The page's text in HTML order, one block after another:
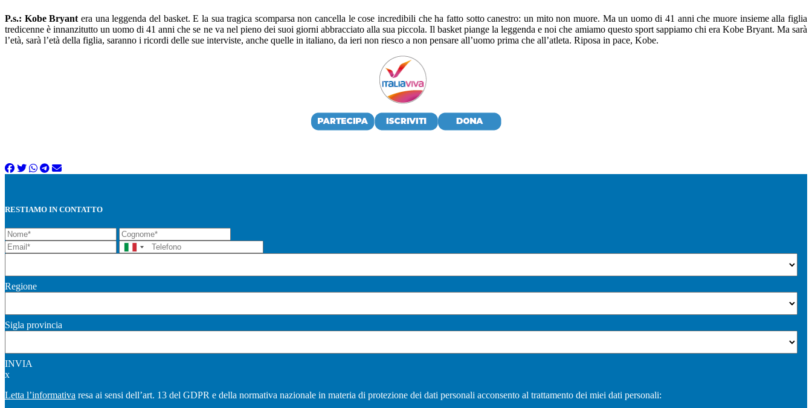
P.s.: Kobe Bryant era una leggenda del basket. E la sua tragica scomparsa non cancella le cose incredibili che ha fatto sotto canestro: un mito non muore. Ma un uomo di 41 anni che muore insieme alla figlia
tredicenne è innanzitutto un uomo di 41 anni che se ne va nel pieno dei suoi giorni abbracciato alla sua piccola. Il basket piange la leggenda e noi che amiamo questo sport sappiamo chi era Kobe Bryant. Ma sarà
l’età, sarà l’età della figlia, saranno i ricordi delle sue interviste, anche quelle in italiano, da ieri non riesco a non pensare all’uomo prima che all’atleta. Riposa in pace, Kobe.
RESTIAMO IN CONTATTO
Regione
Sigla provincia
INVIA
x
Letta l’informativa resa ai sensi dell’art. 13 del GDPR e della normativa nazionale in materia di protezione dei dati personali acconsento al trattamento dei miei dati personali: